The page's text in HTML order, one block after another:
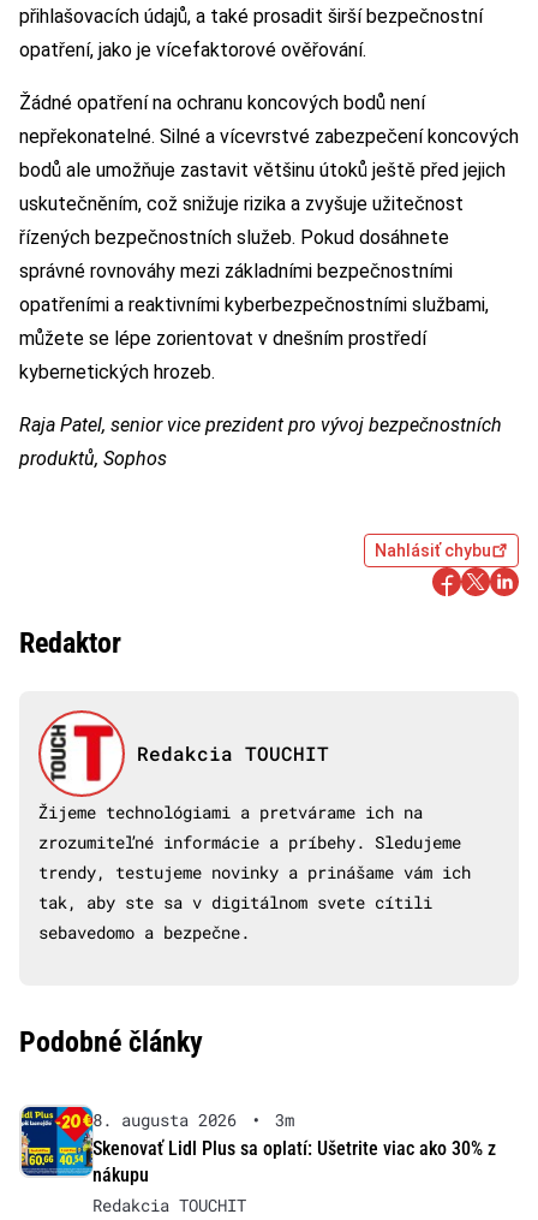
přihlašovacích údajů, a také prosadit širší bezpečnostní
opatření, jako je vícefaktorové ověřování.
Žádné opatření na ochranu koncových bodů není
nepřekonatelné. Silné a vícevrstvé zabezpečení koncových
bodů ale umožňuje zastavit většinu útoků ještě před jejich
uskutečněním, což snižuje rizika a zvyšuje užitečnost
řízených bezpečnostních služeb. Pokud dosáhnete
správné rovnováhy mezi základními bezpečnostními
opatřeními a reaktivními kyberbezpečnostními službami,
můžete se lépe zorientovat v dnešním prostředí
kybernetických hrozeb.
Raja Patel, senior vice prezident pro vývoj bezpečnostních
produktů, Sophos
Nahlásiť chybu
Redaktor
Redakcia TOUCHIT
Žijeme technológiami a pretvárame ich na
zrozumiteľné informácie a príbehy. Sledujeme
trendy, testujeme novinky a prinášame vám ich
tak, aby ste sa v digitálnom svete cítili
sebavedomo a bezpečne.
Podobné články
8. augusta 2026 •
3m
Skenovať Lidl Plus sa oplatí: Ušetrite viac ako 30% z
nákupu
Redakcia TOUCHIT